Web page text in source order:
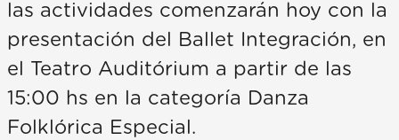
las actividades comenzarán hoy con la
presentación del Ballet Integración, en
el Teatro Auditórium a partir de las
15:00 hs en la categoría Danza
Folklórica Especial.